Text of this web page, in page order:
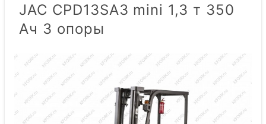
JAC CPD13SA3 mini 1,3 т 350
Ач 3 опоры